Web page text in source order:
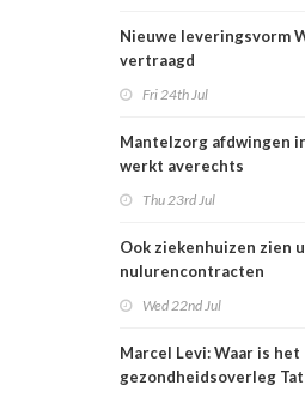
Nieuwe leveringsvorm
vertraagd
Fri 24th Jul
Mantelzorg afdwingen
werkt averechts
Thu 23rd Jul
Ook ziekenhuizen zien
nulurencontracten
Wed 22nd Jul
Marcel Levi: Waar is
gezondheidsoverleg